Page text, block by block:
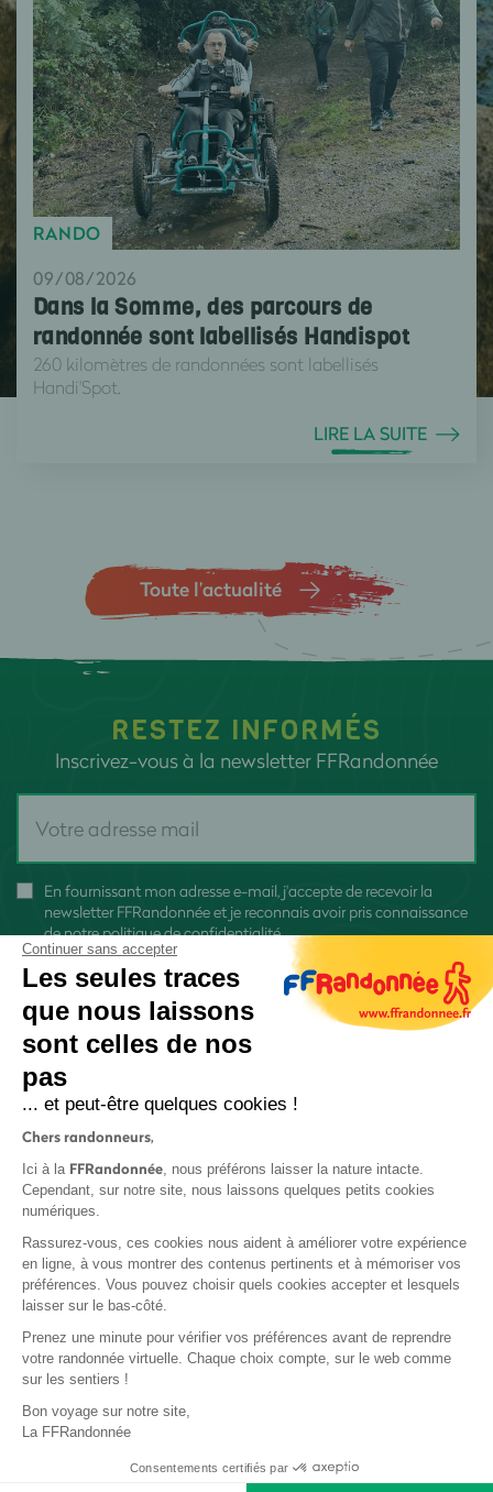
RANDO
09/08/2026
Dans la Somme, des parcours de
randonnée sont labellisés Handispot
260 kilomètres de randonnées sont labellisés
Handi'Spot.
LIRE LA SUITE
Toute l’actualité
RESTEZ INFORMÉS
Inscrivez-vous à la newsletter FFRandonnée
En fournissant mon adresse e-mail, j'accepte de recevoir la
newsletter FFRandonnée et je reconnais avoir pris connaissance
denotre politique de confidentialité
Protection des données
Politique de confidentialité
Base documentaire
Continuer sans accepter
Les seules traces
que nous laissons
sont celles de nos
pas
... et peut-être quelques cookies !
Chers randonneurs,
Ici à la FFRandonnée, nous préférons laisser la nature intacte.
Cependant, sur notre site, nous laissons quelques petits cookies
numériques.
Rassurez-vous, ces cookies nous aident à améliorer votre expérience
en ligne, à vous montrer des contenus pertinents et à mémoriser vos
préférences. Vous pouvez choisir quels cookies accepter et lesquels
laisser sur le bas-côté.
Prenez une minute pour vérifier vos préférences avant de reprendre
votre randonnée virtuelle. Chaque choix compte, sur le web comme
sur les sentiers !
Bon voyage sur notre site,
La FFRandonnée
Consentements certifiés par